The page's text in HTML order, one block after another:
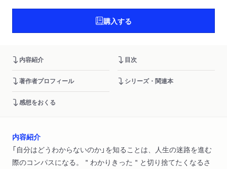
購入する
内容紹介 目次
著作者プロフィール シリーズ・関連本
感想をおくる
内容紹介
「自分はどうわからないのか」を知ることは、人生の迷路を進む
際のコンパスになる。＂わかりきった＂と切り捨てたくなるさ